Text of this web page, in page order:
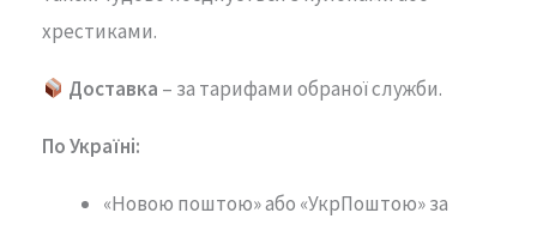
хрестиками.
Доставка – за тарифами обраної служби.
По Україні:
«Новою поштою» або «УкрПоштою» за